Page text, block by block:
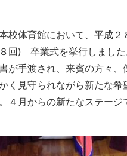
校体育館において、平成
８回) 卒業式を挙行しまし
が手渡され、来賓の方々、
く見守られながら新たな希
４月からの新たなステージ